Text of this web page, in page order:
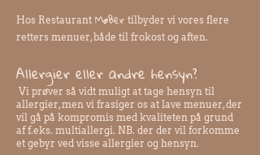
Hos Restaurant MøBer tilbyder vi vores flere
retters menuer, både til frokost og aften.
Allergier eller andre hensyn?
Vi prøver så vidt muligt at tage hensyn til
allergier, men vi frasiger os at lave menuer, der
vil gå på kompromis med kvaliteten på grund
af f.eks. multiallergi. NB. der der vil forkomme
et gebyr ved visse allergier og hensyn.